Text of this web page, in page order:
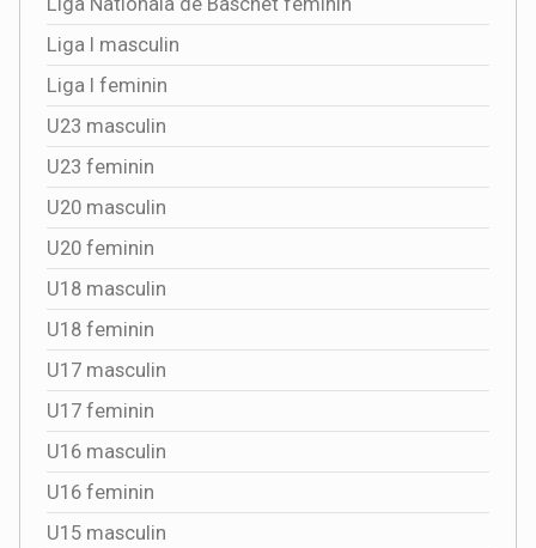
Liga I masculin
Liga I feminin
U23 masculin
U23 feminin
U20 masculin
U20 feminin
U18 masculin
U18 feminin
U17 masculin
U17 feminin
U16 masculin
U16 feminin
U15 masculin